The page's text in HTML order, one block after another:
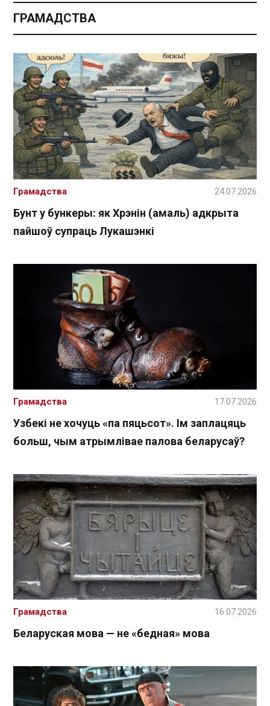
ГРАМАДСТВА
Бунт у бункеры: як Хрэнін (амаль) адкрыта
пайшоў супраць Лукашэнкі
Грамадства 24.07.2026
Узбекі не хочуць «па пяцьсот». Ім заплацяць
больш, чым атрымлівае палова беларусаў?
Грамадства 17.07.2026
Беларуская мова — не «бедная» мова
Грамадства 16.07.2026